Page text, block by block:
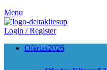
Menu
Login / Register
Ofertas2026